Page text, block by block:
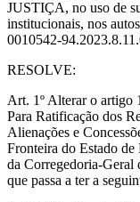
JUSTIÇA, no uso de
institucionais, nos
0010542-
RESOLVE:
Art. 1º Alterar o
Para Ratificação dos
Alienações e
Fronteira do Estado
da Corregedoria-
que passa a ter a